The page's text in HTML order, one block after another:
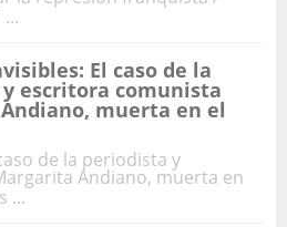
El caso de la
escritora comunista
muerta en el
de la periodista y
Andiano, muerta en
...